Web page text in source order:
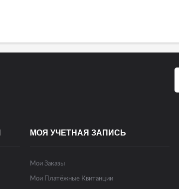
МОЯ УЧЕТНАЯ ЗАПИСЬ
Мои Заказы
Мои Платёжные Квитанции